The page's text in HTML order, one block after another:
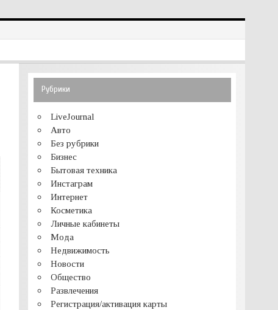
Рубрики
LiveJournal
Авто
Без рубрики
Бизнес
Бытовая техника
Инстаграм
Интернет
Косметика
Личные кабинеты
Мода
Недвижимость
Новости
Общество
Развлечения
Регистрация/активация карты